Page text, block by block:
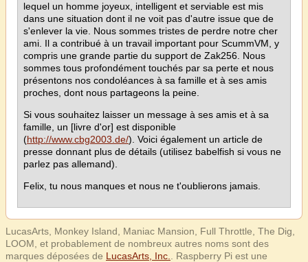
lequel un homme joyeux, intelligent et serviable est mis
dans une situation dont il ne voit pas d'autre issue que de
s'enlever la vie. Nous sommes tristes de perdre notre cher
ami. Il a contribué à un travail important pour ScummVM, y
compris une grande partie du support de Zak256. Nous
sommes tous profondément touchés par sa perte et nous
présentons nos condoléances à sa famille et à ses amis
proches, dont nous partageons la peine.
Si vous souhaitez laisser un message à ses amis et à sa
famille, un [livre d'or] est disponible
(http://www.cbg2003.de/). Voici également un article de
presse donnant plus de détails (utilisez babelfish si vous ne
parlez pas allemand).
Felix, tu nous manques et nous ne t'oublierons jamais.
LucasArts, Monkey Island, Maniac Mansion, Full Throttle, The Dig,
LOOM, et probablement de nombreux autres noms sont des
marques déposées de LucasArts, Inc.
. Raspberry Pi est une